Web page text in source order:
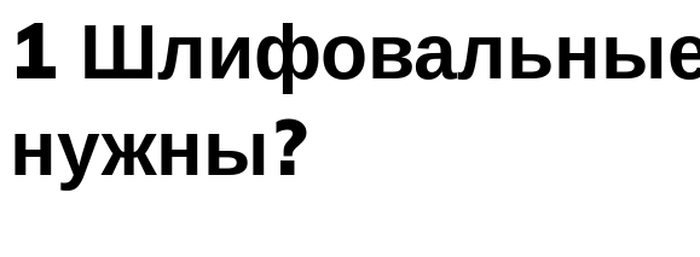
1 Шлифовальные
нужны?